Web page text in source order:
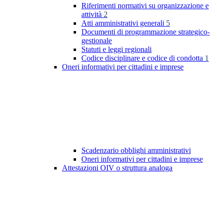
Riferimenti normativi su organizzazione e
attività 2
Atti amministrativi generali 5
Documenti di programmazione strategico-
gestionale
Statuti e leggi regionali
Codice disciplinare e codice di condotta 1
Oneri informativi per cittadini e imprese
Scadenzario obblighi amministrativi
Oneri informativi per cittadini e imprese
Attestazioni OIV o struttura analoga